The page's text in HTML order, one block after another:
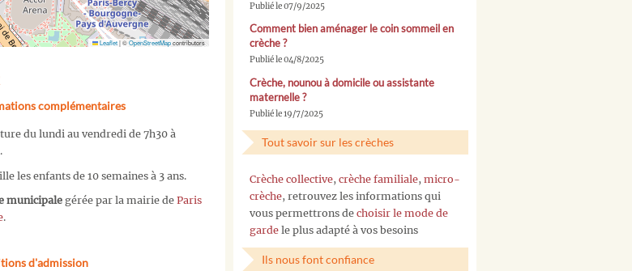
Leaflet|©OpenStreetMapcontributors
complémentaires
du lundi au vendredi de 7h30 à
les enfants de 10 semaines à 3 ans.
municipalegérée par la mairie de Paris
.
d'admission
Publié le 07/9/2025
Comment bien aménager le coin sommeil en
crèche ?
Publié le 04/8/2025
Crèche, nounou à domicile ou assistante
maternelle ?
Publié le 19/7/2025
Tout savoir sur les crèches
Crèche collective, crèche familiale, micro-
crèche, retrouvez les informations qui
vous permettrons de choisir le mode de
garde le plus adapté à vos besoins
Ils nous font confiance